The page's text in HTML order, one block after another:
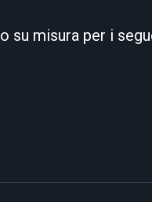
su misura per i